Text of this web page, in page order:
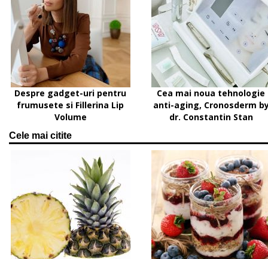
Despre gadget-uri pentru
frumusete si Fillerina Lip
Volume
Cea mai noua tehnologie
anti-aging, Cronosderm
dr. Constantin Stan
Cele mai citite